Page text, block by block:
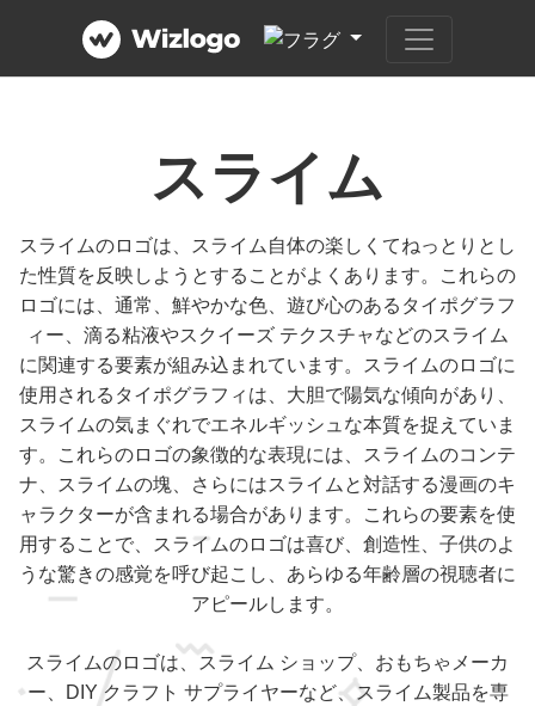
スライム
スライムのロゴは、スライム自体の楽しくてねっとりとし
た性質を反映しようとすることがよくあります。これらの
ロゴには、通常、鮮やかな色、遊び心のあるタイポグラフ
ィー、滴る粘液やスクイーズ テクスチャなどのスライム
に関連する要素が組み込まれています。スライムのロゴに
使用されるタイポグラフィは、大胆で陽気な傾向があり、
スライムの気まぐれでエネルギッシュな本質を捉えていま
す。これらのロゴの象徴的な表現には、スライムのコンテ
ナ、スライムの塊、さらにはスライムと対話する漫画のキ
ャラクターが含まれる場合があります。これらの要素を使
用することで、スライムのロゴは喜び、創造性、子供のよ
うな驚きの感覚を呼び起こし、あらゆる年齢層の視聴者に
アピールします。
スライムのロゴは、スライム ショップ、おもちゃメーカ
ー、DIY クラフト サプライヤーなど、スライム製品を専